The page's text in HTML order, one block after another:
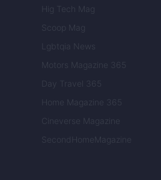
Hig Tech Mag
Scoop Mag
Lgbtqia News
Motors Magazine 365
Day Travel 365
Home Magazine 365
Cineverse Magazine
SecondHomeMagazine